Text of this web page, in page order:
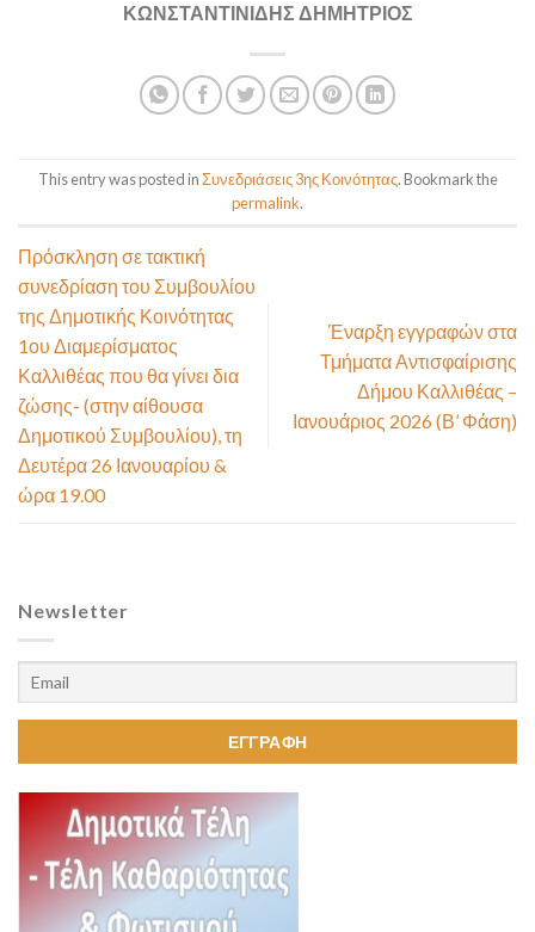
ΚΩΝΣΤΑΝΤΙΝΙΔΗΣ ΔΗΜΗΤΡΙΟΣ
This entry was posted inΣυνεδριάσεις 3ης Κοινότητας. Bookmark the
permalink.
Πρόσκληση σε τακτική
συνεδρίαση του Συμβουλίου
της Δημοτικής Κοινότητας
1ου Διαμερίσματος
Καλλιθέας που θα γίνει δια
ζώσης- (στην αίθουσα
Δημοτικού Συμβουλίου), τη
Δευτέρα 26 Ιανουαρίου &
ώρα 19.00
Έναρξη εγγραφών στα
Τμήματα Αντισφαίρισης
Δήμου Καλλιθέας –
Ιανουάριος 2026 (Β’ Φάση)
Newsletter